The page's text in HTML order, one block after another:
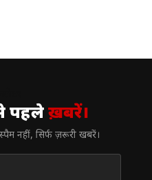
पहलेख़बरें।
नहीं, सिर्फ ज़रूरी खबरें।